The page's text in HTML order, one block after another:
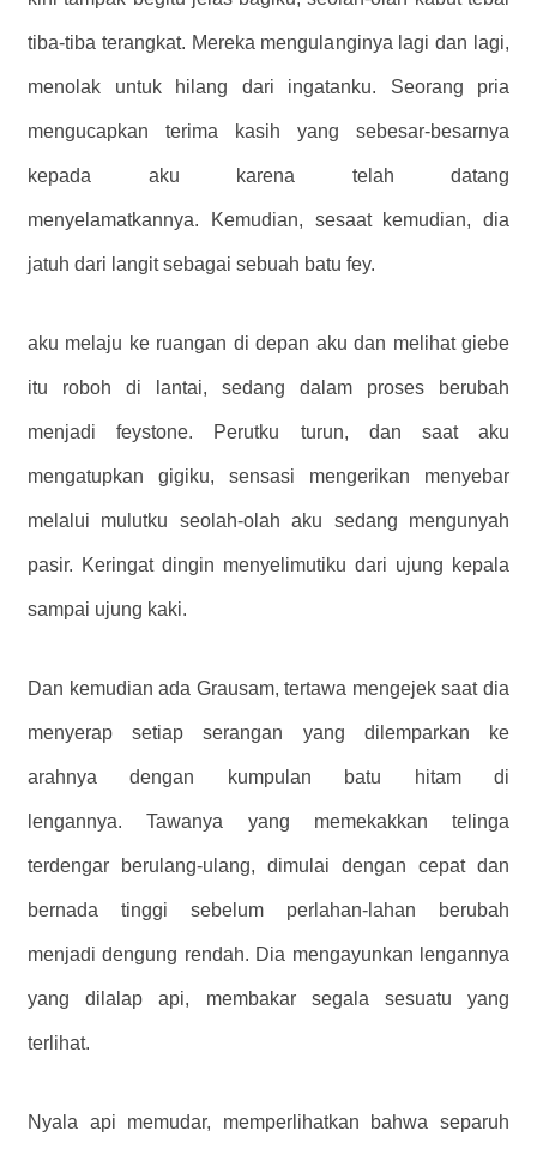
tiba-tiba terangkat. Mereka mengulanginya lagi dan lagi,
menolak untuk hilang dari ingatanku. Seorang pria
mengucapkan terima kasih yang sebesar-besarnya
kepada aku karena telah datang
menyelamatkannya. Kemudian, sesaat kemudian, dia
jatuh dari langit sebagai sebuah batu fey.
aku melaju ke ruangan di depan aku dan melihat giebe
itu roboh di lantai, sedang dalam proses berubah
menjadi feystone. Perutku turun, dan saat aku
mengatupkan gigiku, sensasi mengerikan menyebar
melalui mulutku seolah-olah aku sedang mengunyah
pasir. Keringat dingin menyelimutiku dari ujung kepala
sampai ujung kaki.
Dan kemudian ada Grausam, tertawa mengejek saat dia
menyerap setiap serangan yang dilemparkan ke
arahnya dengan kumpulan batu hitam di
lengannya. Tawanya yang memekakkan telinga
terdengar berulang-ulang, dimulai dengan cepat dan
bernada tinggi sebelum perlahan-lahan berubah
menjadi dengung rendah. Dia mengayunkan lengannya
yang dilalap api, membakar segala sesuatu yang
terlihat.
Nyala api memudar, memperlihatkan bahwa separuh